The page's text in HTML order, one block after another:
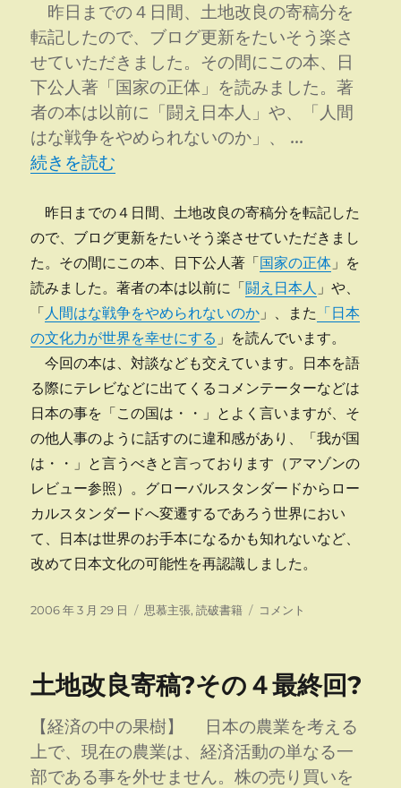
昨日までの４日間、土地改良の寄稿分を
転記したので、ブログ更新をたいそう楽さ
せていただきました。その間にこの本、日
下公人著「国家の正体」を読みました。著
者の本は以前に「闘え日本人」や、「人間
はな戦争をやめられないのか」、 …
“国家の正体” の
続きを読む
昨日までの４日間、土地改良の寄稿分を転記した
ので、ブログ更新をたいそう楽させていただきまし
た。その間にこの本、日下公人著「国家の正体 」を
読みました。著者の本は以前に「闘え日本人 」や、
「人間はな戦争をやめられないのか 」、また 「日本
の文化力が世界を幸せにする 」を読んでいます。
今回の本は、対談なども交えています。日本を語
る際にテレビなどに出てくるコメンテーターなどは
日本の事を「この国は・・」とよく言いますが、そ
の他人事のように話すのに違和感があり、「我が国
は・・」と言うべきと言っております（アマゾンの
レビュー参照）。グローバルスタンダードからロー
カルスタンダードへ変遷するであろう世界におい
て、日本は世界のお手本になるかも知れないなど、
改めて日本文化の可能性を再認識しました。
投
2006 年 3 月 29 日
カ
ー
思慕主張,読破書籍
国
体
コメント
土地改良寄稿?その４最終回?
【経済の中の果樹】 日本の農業を考える
上で、現在の農業は、経済活動の単なる一
部である事を外せません。株の売り買いを